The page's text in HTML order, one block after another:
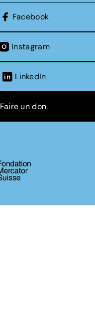
Facebook
Instagram
LinkedIn
Faire un don